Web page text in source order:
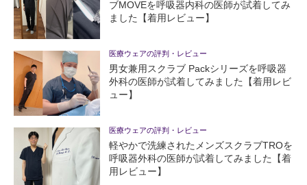
ブMOVEを呼吸器内科の医師が試着してみ
ました【着用レビュー】
医療ウェアの評判・レビュー
男女兼用スクラブ Packシリーズを呼吸器
外科の医師が試着してみました【着用レビ
ュー】
医療ウェアの評判・レビュー
軽やかで洗練されたメンズスクラブTROを
呼吸器外科の医師が試着してみました【着
用レビュー】